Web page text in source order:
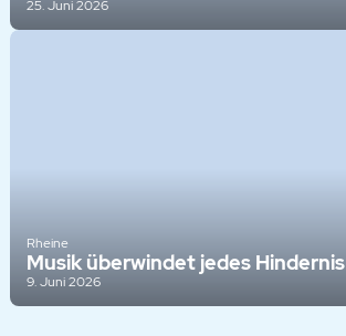
25. Juni 2026
Rheine
Musik überwindet jedes Hindernis
9. Juni 2026